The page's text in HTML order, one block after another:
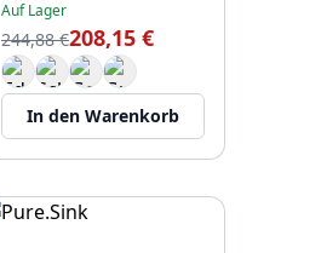
Auf Lager
244,88 €208,15 €
In den Warenkorb